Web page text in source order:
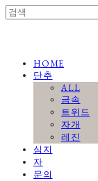
HOME
단추
ALL
금속
트위드
자개
레진
심지
자
문의